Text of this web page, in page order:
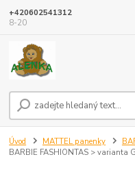
+420602541312
8-20
Úvod MATTEL panenky
BARBIE FASHIONTAS > varianta